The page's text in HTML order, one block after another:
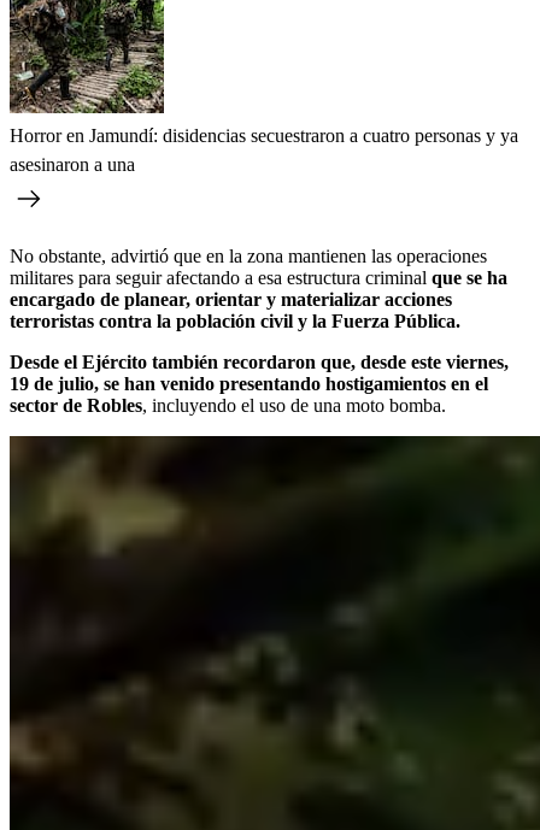
Horror en Jamundí: disidencias secuestraron a cuatro personas y ya
asesinaron a una
No obstante, advirtió que en la zona mantienen las operaciones
militares para seguir afectando a esa estructura criminal que se ha
encargado de planear, orientar y materializar acciones
terroristas contra la población civil y la Fuerza Pública.
Desde el Ejército también recordaron que, desde este viernes,
19 de julio, se han venido presentando hostigamientos en el
sector de Robles, incluyendo el uso de una moto bomba.